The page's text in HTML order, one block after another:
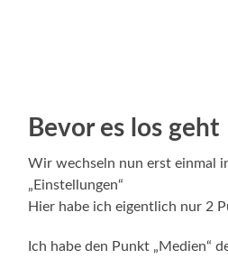
Bevor es los geht
Wir wechseln nun erst einmal
„Einstellungen“
Hier habe ich eigentlich nur 2
Ich habe den Punkt „Medien“